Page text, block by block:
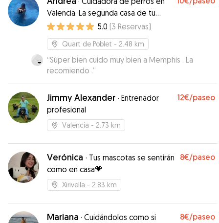
durante los paseos. Hemos llegado un poco
antes de tiempo por él, y le mandamos mensaje
y sin problema nos quedamos de ver para
recogerlo. Todo ha ido muy bien.
Valencia. La segunda casa de tu
mejor amigo peludo
5.0 (3 Reservas)
Quart de Poblet - 2.48 km
“Súper bien cuido muy bien a Memphis . La
recomiendo .”
Jimmy Alexander · Entrenador
profesional
12€/paseo
Valencia - 2.73 km
Verónica · Tus mascotas se sentirán
como en casa💗
8€/paseo
Xirivella - 2.83 km
Mariana · Cuidándolos como si
8€/paseo